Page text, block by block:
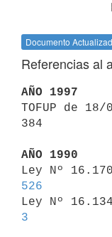
Documento
Referencias al
AÑO 1997
TOFUP de
384
AÑO 1990
526
3